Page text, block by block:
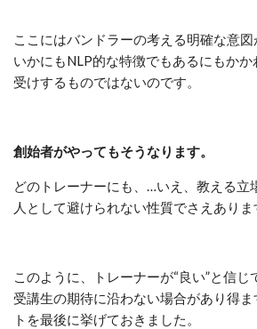
ここにはバンドラーの考える明確な意
いかにもNLP的な特徴でもあるにもかか
受けするものではないのです。
創始者がやってもそうなります。
どのトレーナーにも、…いえ、教える立
人として避けられない性質でさえありま
このように、トレーナーが“良い”と信じ
受講生の期待に沿わない場合があり得
トを最後に挙げておきました。